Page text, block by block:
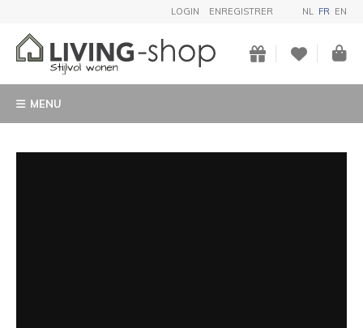
LOGIN ENREGISTRER NL FR EN
MENU